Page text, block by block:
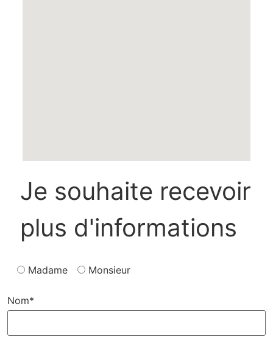
Je souhaite recevoir
plus d'informations
Madame Monsieur
Nom*